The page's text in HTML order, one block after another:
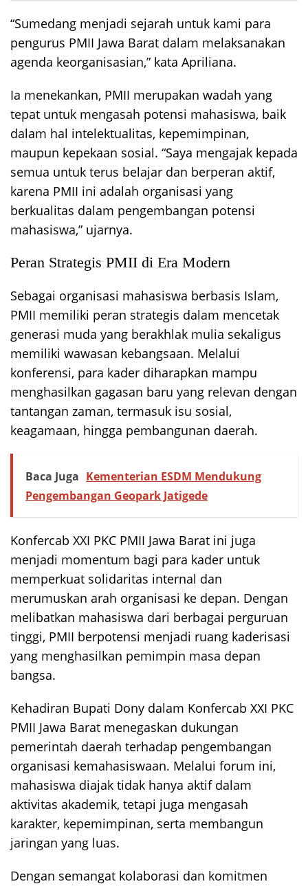
“Sumedang menjadi sejarah untuk kami para
pengurus PMII Jawa Barat dalam melaksanakan
agenda keorganisasian,” kata Apriliana.
Ia menekankan, PMII merupakan wadah yang
tepat untuk mengasah potensi mahasiswa, baik
dalam hal intelektualitas, kepemimpinan,
maupun kepekaan sosial. “Saya mengajak kepada
semua untuk terus belajar dan berperan aktif,
karena PMII ini adalah organisasi yang
berkualitas dalam pengembangan potensi
mahasiswa,” ujarnya.
Peran Strategis PMII di Era Modern
Sebagai organisasi mahasiswa berbasis Islam,
PMII memiliki peran strategis dalam mencetak
generasi muda yang berakhlak mulia sekaligus
memiliki wawasan kebangsaan. Melalui
konferensi, para kader diharapkan mampu
menghasilkan gagasan baru yang relevan dengan
tantangan zaman, termasuk isu sosial,
keagamaan, hingga pembangunan daerah.
Baca Juga Kementerian ESDM Mendukung
Pengembangan Geopark Jatigede
Konfercab XXI PKC PMII Jawa Barat ini juga
menjadi momentum bagi para kader untuk
memperkuat solidaritas internal dan
merumuskan arah organisasi ke depan. Dengan
melibatkan mahasiswa dari berbagai perguruan
tinggi, PMII berpotensi menjadi ruang kaderisasi
yang menghasilkan pemimpin masa depan
bangsa.
Kehadiran Bupati Dony dalam Konfercab XXI PKC
PMII Jawa Barat menegaskan dukungan
pemerintah daerah terhadap pengembangan
organisasi kemahasiswaan. Melalui forum ini,
mahasiswa diajak tidak hanya aktif dalam
aktivitas akademik, tetapi juga mengasah
karakter, kepemimpinan, serta membangun
jaringan yang luas.
Dengan semangat kolaborasi dan komitmen